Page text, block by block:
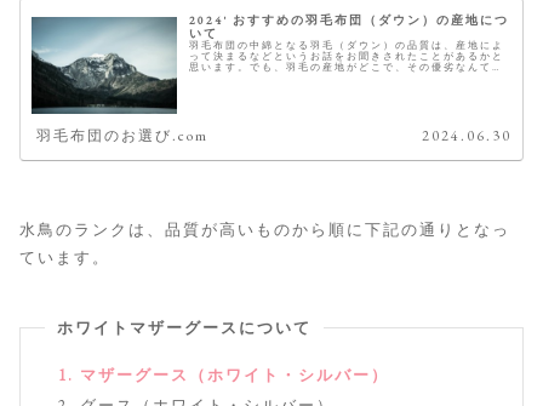
2024' おすすめの羽毛布団（ダウン）の産地につ
いて
羽毛布団の中綿となる羽毛（ダウン）の品質は、産地によ
って決まるなどというお話をお聞きされたことがあるかと
思います。でも、羽毛の産地がどこで、その優劣なんて国
羽毛布団のお選び.com 2024.06.30
水鳥のランクは、品質が高いものから順に下記の通りとなっ
ています。
ホワイトマザーグースについて
マザーグース（ホワイト・シルバー）